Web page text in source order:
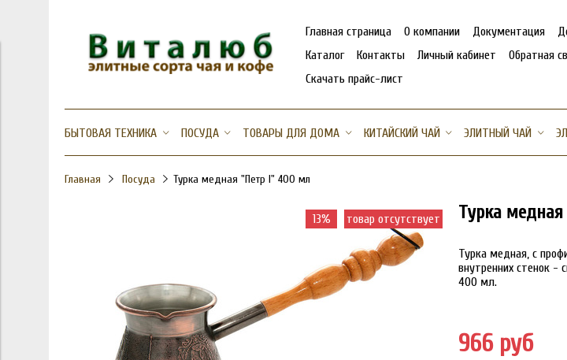
Главная страница О компании Документация
Каталог
Контакты Личный кабинет Обратная
Скачать прайс-лист
БЫТОВАЯ ТЕХНИКА ПОСУДА ТОВАРЫ ДЛЯ ДОМА КИТАЙСКИЙ ЧАЙ ЭЛИТНЫЙ ЧАЙ
Главная Посуда Турка медная "Петр I" 400 мл
13% товар отсутствует Турка
Турка медная, с
внутренних стенок -
400 мл.
966 руб